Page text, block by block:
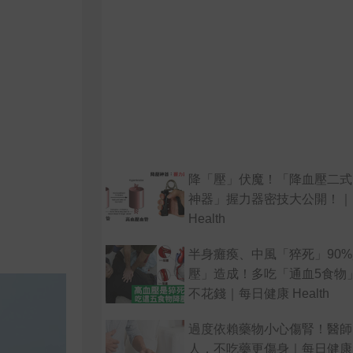
降「壓」伏魔！「降血壓二
神器」握力器密技大公開！
Health
半身癱瘓、中風「猝死」
壓」造成！多吃「通血5食物
不花錢｜每日健康 Health
過度依賴藥物小心傷腎！醫
人，不吃藥更傷身｜每日健